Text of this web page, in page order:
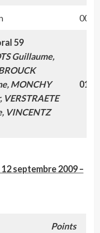
59
Guillaume,
MONCHY
VERSTRAETE
VINCENTZ
septembre 2009 –
Points